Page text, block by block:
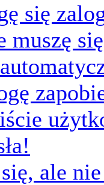
się
muszę
ale